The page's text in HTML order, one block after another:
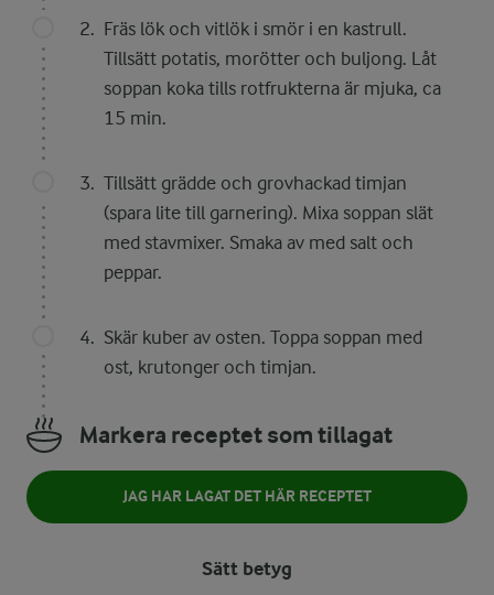
Fräs lök och vitlök i smör i en kastrull.
Tillsätt potatis, morötter och buljong. Låt
soppan koka tills rotfrukterna är mjuka, ca
15 min.
Tillsätt grädde och grovhackad timjan
(spara lite till garnering). Mixa soppan slät
med stavmixer. Smaka av med salt och
peppar.
Skär kuber av osten. Toppa soppan med
ost, krutonger och timjan.
Markera receptet som tillagat
JAG HAR LAGAT DET HÄR RECEPTET
Sätt betyg